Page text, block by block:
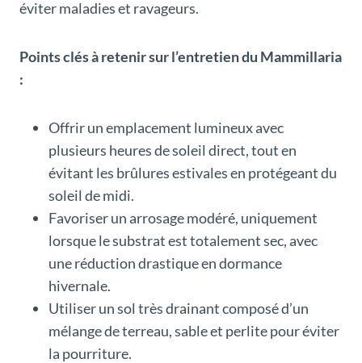
éviter maladies et ravageurs.
Points clés à retenir sur l’entretien du Mammillaria
:
Offrir un emplacement lumineux avec
plusieurs heures de soleil direct, tout en
évitant les brûlures estivales en protégeant du
soleil de midi.
Favoriser un arrosage modéré, uniquement
lorsque le substrat est totalement sec, avec
une réduction drastique en dormance
hivernale.
Utiliser un sol très drainant composé d’un
mélange de terreau, sable et perlite pour éviter
la pourriture.